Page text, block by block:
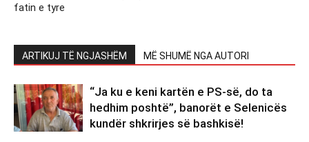
fatin e tyre
ARTIKUJ TË NGJASHËM MË SHUMË NGA AUTORI
“Ja ku e keni kartën e PS-së, do ta
hedhim poshtë”, banorët e Selenicës
kundër shkrirjes së bashkisë!